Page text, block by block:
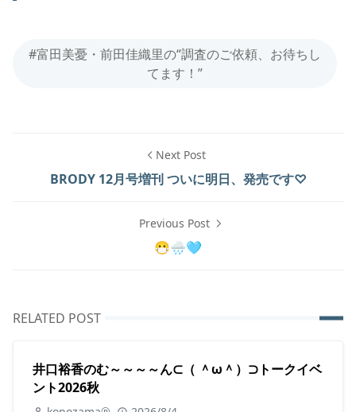
#富田美憂・前田佳織里の“調査のご依頼、お待ちし
てます！”
Next Post
BRODY 12月号増刊 ついに明日、発売です♡
Previous Post
😷🌧️🩵
RELATED POST
井口裕香のむ～～～～ん⊂（ ＾ω＾）⊃トークイベ
ント2026秋